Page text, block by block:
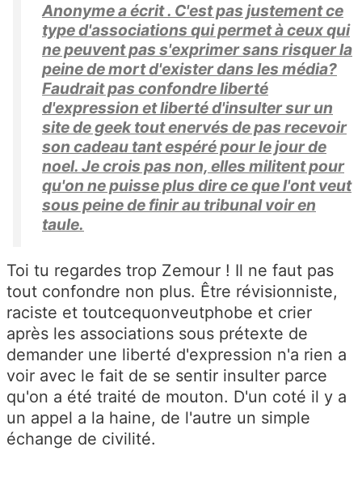
Anonyme a écrit . C'est pas justement ce
type d'associations qui permet à ceux qui
ne peuvent pas s'exprimer sans risquer la
peine de mort d'exister dans les média?
Faudrait pas confondre liberté
d'expression et liberté d'insulter sur un
site de geek tout enervés de pas recevoir
son cadeau tant espéré pour le jour de
noel. Je crois pas non, elles militent pour
qu'on ne puisse plus dire ce que l'ont veut
sous peine de finir au tribunal voir en
taule.
Toi tu regardes trop Zemour ! Il ne faut pas
tout confondre non plus. Être révisionniste,
raciste et toutcequonveutphobe et crier
après les associations sous prétexte de
demander une liberté d'expression n'a rien a
voir avec le fait de se sentir insulter parce
qu'on a été traité de mouton. D'un coté il y a
un appel a la haine, de l'autre un simple
échange de civilité.